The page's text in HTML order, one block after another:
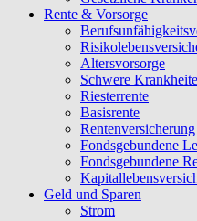
Rente & Vorsorge
Altersvorsorge
Schwere
Riesterrente
Basisrente
Rentenversicherung
Fondsgebundene
Fondsgebundene
Geld und Sparen
Strom